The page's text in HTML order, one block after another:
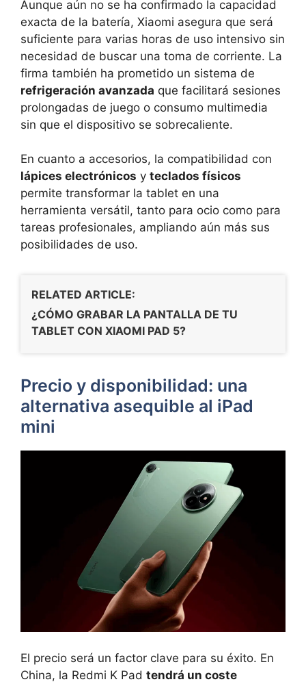
Aunque aún no se ha confirmado la capacidad
exacta de la batería, Xiaomi asegura que será
suficiente para varias horas de uso intensivo sin
necesidad de buscar una toma de corriente. La
firma también ha prometido un sistema de
refrigeración avanzada que facilitará sesiones
prolongadas de juego o consumo multimedia
sin que el dispositivo se sobrecaliente.
En cuanto a accesorios, la compatibilidad con
lápices electrónicos y teclados físicos
permite transformar la tablet en una
herramienta versátil, tanto para ocio como para
tareas profesionales, ampliando aún más sus
posibilidades de uso.
RELATED ARTICLE:
¿CÓMO GRABAR LA PANTALLA DE TU
TABLET CON XIAOMI PAD 5?
Precio y disponibilidad: una
alternativa asequible al iPad
mini
El precio será un factor clave para su éxito. En
China, la Redmi K Pad tendrá un coste